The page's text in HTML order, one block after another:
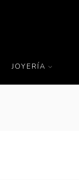
JOYERÍA